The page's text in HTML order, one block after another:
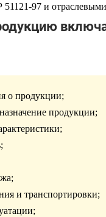
97 и
о продукции;
продукции;
и транспортировки;